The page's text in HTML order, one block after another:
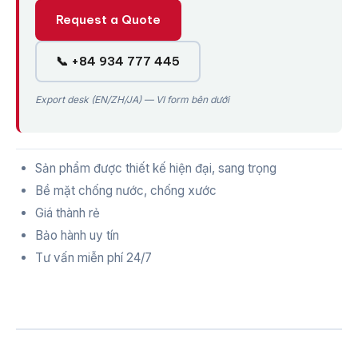
Request a Quote
📞 +84 934 777 445
Export desk (EN/ZH/JA) — VI form bên dưới
Sản phẩm được thiết kế hiện đại, sang trọng
Bề mặt chống nước, chống xước
Giá thành rẻ
Bảo hành uy tín
Tư vấn miễn phí 24/7